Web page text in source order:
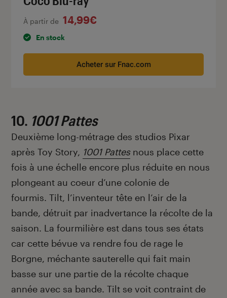
À partir de 14,99€
En stock
Acheter sur Fnac.com
10. 1001 Pattes
Deuxième long-métrage des studios Pixar
après Toy Story, 1001 Pattesnous place cette
fois à une échelle encore plus réduite en nous
plongeant au coeur d’une colonie de
fourmis. Tilt, l’inventeur tête en l’air de la
bande, détruit par inadvertance la récolte de la
saison. La fourmilière est dans tous ses états
car cette bévue va rendre fou de rage le
Borgne, méchante sauterelle qui fait main
basse sur une partie de la récolte chaque
année avec sa bande. Tilt se voit contraint de